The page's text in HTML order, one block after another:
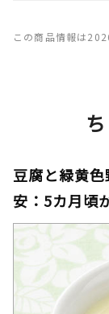
この商品情報は
豆腐と緑黄
安：5カ月頃